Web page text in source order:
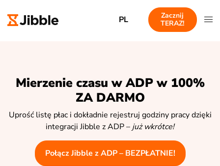
PL
Zacznij
TERAZ!
Mierzenie czasu w ADP w 100%
ZA DARMO
Uprość listę płac i dokładnie rejestruj godziny pracy dzięki
integracji Jibble z ADP – już wkrótce!
Połącz Jibble z ADP – BEZPŁATNIE!